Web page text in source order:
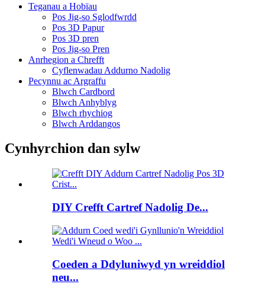
Teganau a Hobïau
Pos Jig-so Sglodfwrdd
Pos 3D Papur
Pos 3D pren
Pos Jig-so Pren
Anrhegion a Chrefft
Cyflenwadau Addurno Nadolig
Pecynnu ac Argraffu
Blwch Cardbord
Blwch Anhyblyg
Blwch rhychiog
Blwch Arddangos
Cynhyrchion dan sylw
DIY Crefft Cartref Nadolig De...
Coeden a Ddyluniwyd yn wreiddiol
neu...